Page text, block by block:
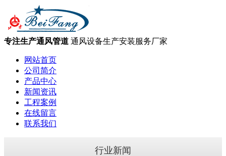
专注生产通风管道 通风设备生产安装服务厂家
网站首页
公司简介
产品中心
新闻资讯
工程案例
在线留言
联系我们
行业新闻